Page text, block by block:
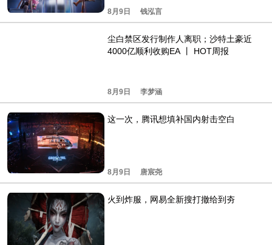
8月9日 钱泓言
尘白禁区发行制作人离职；沙特土豪近
4000亿顺利收购EA 丨 HOT周报
8月9日 李梦涵
这一次，腾讯想填补国内射击空白
8月9日 唐宸尧
火到炸服，网易全新搜打撤给到夯